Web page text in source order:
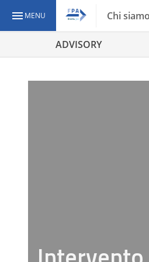
MENU Chi siamo
ADVISORY